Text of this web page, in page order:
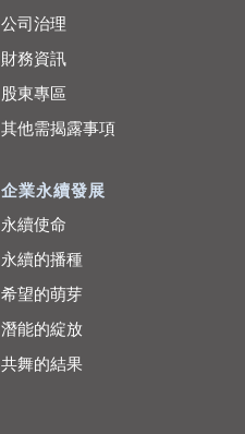
公司治理
財務資訊
股東專區
其他需揭露事項
企業永續發展
永續使命
永續的播種
希望的萌芽
潛能的綻放
共舞的結果